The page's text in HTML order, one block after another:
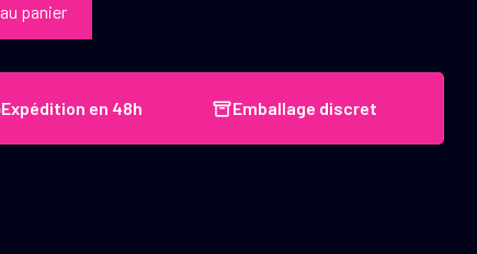
panier
Expédition en 48h Emballage discret